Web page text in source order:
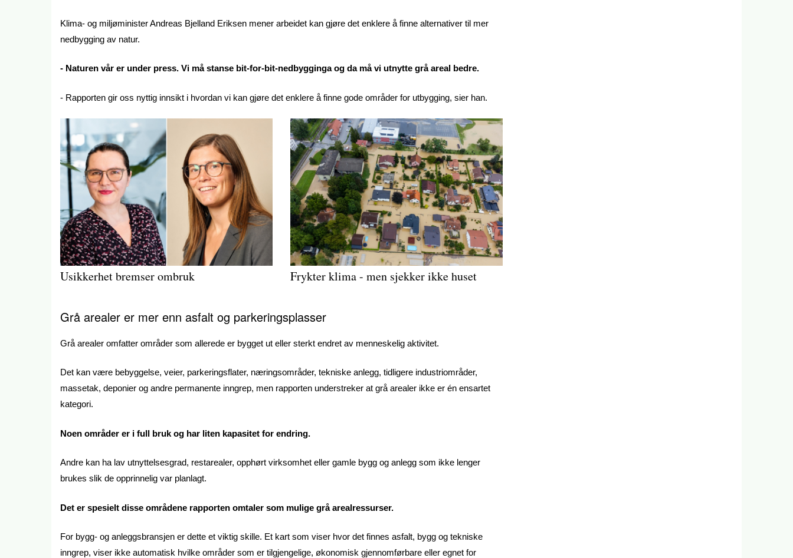
Klima- og miljøminister Andreas Bjelland Eriksen mener arbeidet kan gjøre det enklere å finne alternativer til mer
nedbygging av natur.
- Naturen vår er under press. Vi må stanse bit-for-bit-nedbygginga og da må vi utnytte grå areal bedre.
- Rapporten gir oss nyttig innsikt i hvordan vi kan gjøre det enklere å finne gode områder for utbygging, sier han.
Usikkerhet bremser ombruk Frykter klima - men sjekker ikke huset
Grå arealer er mer enn asfalt og parkeringsplasser
Grå arealer omfatter områder som allerede er bygget ut eller sterkt endret av menneskelig aktivitet.
Det kan være bebyggelse, veier, parkeringsflater, næringsområder, tekniske anlegg, tidligere industriområder,
massetak, deponier og andre permanente inngrep, men rapporten understreker at grå arealer ikke er én ensartet
kategori.
Noen områder er i full bruk og har liten kapasitet for endring.
Andre kan ha lav utnyttelsesgrad, restarealer, opphørt virksomhet eller gamle bygg og anlegg som ikke lenger
brukes slik de opprinnelig var planlagt.
Det er spesielt disse områdene rapporten omtaler som mulige grå arealressurser.
For bygg- og anleggsbransjen er dette et viktig skille. Et kart som viser hvor det finnes asfalt, bygg og tekniske
inngrep, viser ikke automatisk hvilke områder som er tilgjengelige, økonomisk gjennomførbare eller egnet for